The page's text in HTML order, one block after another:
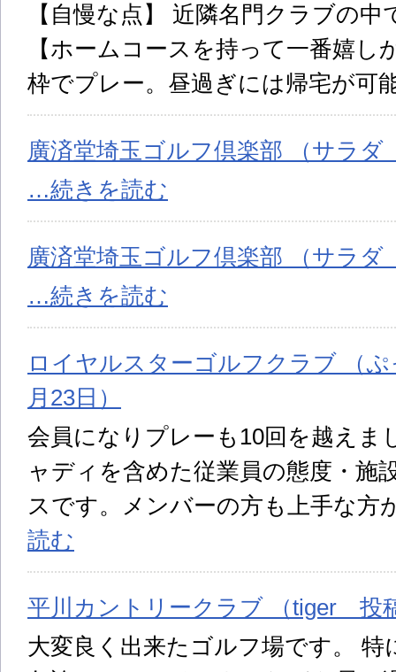
【自慢な点】 近隣名門クラブの
【ホームコースを持って一番嬉
枠でプレー。昼過ぎには帰宅が可
廣済堂埼玉ゴルフ倶楽部 （サラ
…続きを読む
廣済堂埼玉ゴルフ倶楽部 （サラ
…続きを読む
ロイヤルスターゴルフクラブ （
月23日）
会員になりプレーも10回を越えま
ャディを含めた従業員の態度・施
スです。メンバーの方も上手な方
読む
平川カントリークラブ （tiger 投
大変良く出来たゴルフ場です。